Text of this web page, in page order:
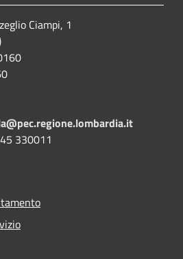
Ciampi, 1
330011